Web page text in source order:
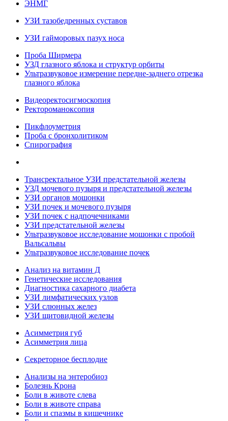
ЭНМГ
УЗИ тазобедренных суставов
УЗИ гайморовых пазух носа
Проба Ширмера
УЗД глазного яблока и структур орбиты
Ультразвуковое измерение передне-заднего отрезка
глазного яблока
Видеоректосигмоскопия
Ректороманоксопия
Пикфлоуметрия
Проба с бронхолитиком
Спирография
Трансректальное УЗИ предстательной железы
УЗД мочевого пузыря и предстательной железы
УЗИ органов мошонки
УЗИ почек и мочевого пузыря
УЗИ почек с надпочечниками
УЗИ предстательной железы
Ультразвуковое исследование мошонки с пробой
Вальсальвы
Ультразвуковое исследование почек
Анализ на витамин Д
Генетические исследования
Диагностика сахарного диабета
УЗИ лимфатических узлов
УЗИ слюнных желез
УЗИ щитовидной железы
Асимметрия губ
Асимметрия лица
Секреторное бесплодие
Анализы на энтеробиоз
Болезнь Крона
Боли в животе слева
Боли в животе справа
Боли и спазмы в кишечнике